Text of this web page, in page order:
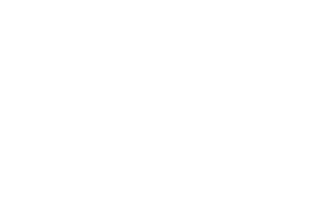
ruf jemanden an, lade Musik und
den Notruf – alles ohne dein
mit schnellem 5G unterwegs noch